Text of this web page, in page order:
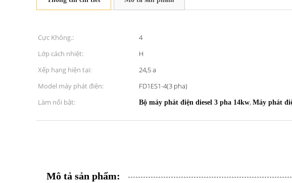
Cực Không.: 4
Lớp cách nhiệt:
H
Xếp hạng hiện tại:
24,5 a
Model máy phát điện:
FD1ES1-4(3 pha)
Làm nổi bật:
Bộ máy phát điện diesel 3 pha 14kw, Máy phát
Mô tả sản phẩm: